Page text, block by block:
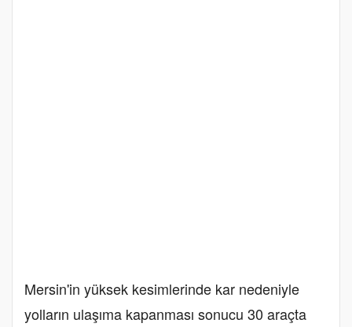
Mersin'in yüksek kesimlerinde kar nedeniyle
yolların ulaşıma kapanması sonucu 30 araçta